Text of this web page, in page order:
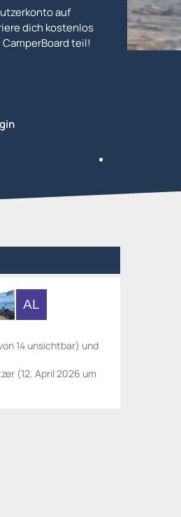
auf
dich kostenlos
teil!
14 unsichtbar) und
(12. April 2026 um